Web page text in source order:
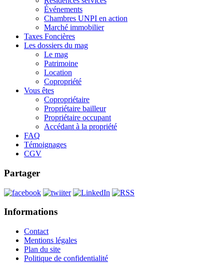
Événements
Chambres UNPI en action
Marché immobilier
Taxes Foncières
Les dossiers du mag
Le mag
Patrimoine
Location
Copropriété
Vous êtes
Copropriétaire
Propriétaire bailleur
Propriétaire occupant
Accédant à la propriété
FAQ
Témoignages
CGV
Partager
Informations
Contact
Mentions légales
Plan du site
Politique de confidentialité